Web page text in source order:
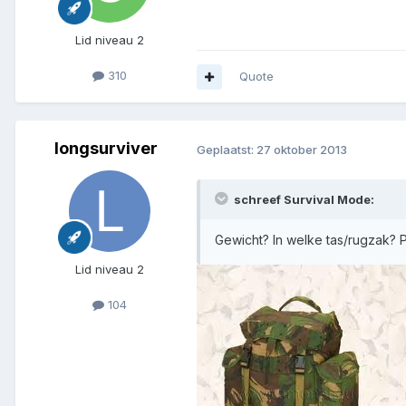
Lid niveau 2
310 Quote
longsurviver
Lid niveau 2
104
Geplaatst: 27 oktober 2013
schreef Survival Mode:
Gewicht? In welke tas/rugzak?